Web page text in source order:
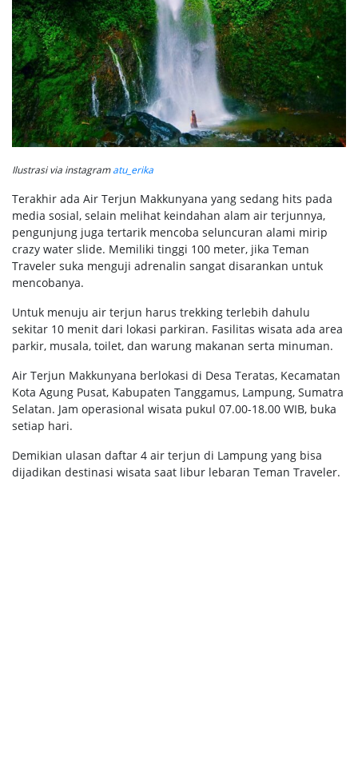
Ilustrasi via instagramatu_erika
Terakhir ada Air Terjun Makkunyana yang sedang hits pada
media sosial, selain melihat keindahan alam air terjunnya,
pengunjung juga tertarik mencoba seluncuran alami mirip
crazy water slide. Memiliki tinggi 100 meter, jika Teman
Traveler suka menguji adrenalin sangat disarankan untuk
mencobanya.
Untuk menuju air terjun harus trekking terlebih dahulu
sekitar 10 menit dari lokasi parkiran. Fasilitas wisata ada area
parkir, musala, toilet, dan warung makanan serta minuman.
Air Terjun Makkunyana berlokasi di Desa Teratas, Kecamatan
Kota Agung Pusat, Kabupaten Tanggamus, Lampung, Sumatra
Selatan. Jam operasional wisata pukul 07.00-18.00 WIB, buka
setiap hari.
Demikian ulasan daftar 4 air terjun di Lampung yang bisa
dijadikan destinasi wisata saat libur lebaran Teman Traveler.